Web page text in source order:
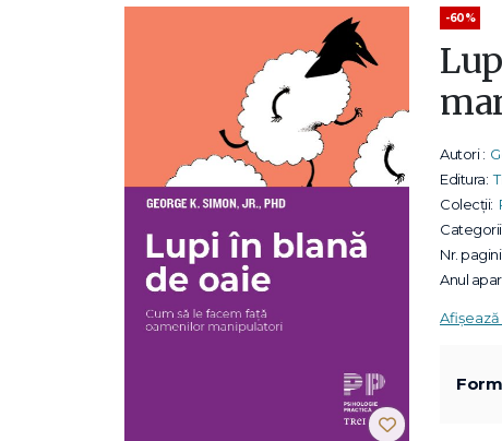
-60%
Autori :
Editura:
Colecții:
Nr.
Anul